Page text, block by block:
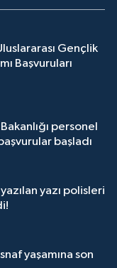
Gençlik
Başvuruları
personel
başladı
yazı polisleri
yaşamına son